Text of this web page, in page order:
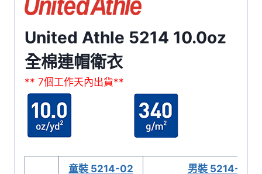
United Athle 5214 10.0oz
全棉連帽衛衣
** 7個工作天內出貨**
童裝 5214-02 男裝 5214-01